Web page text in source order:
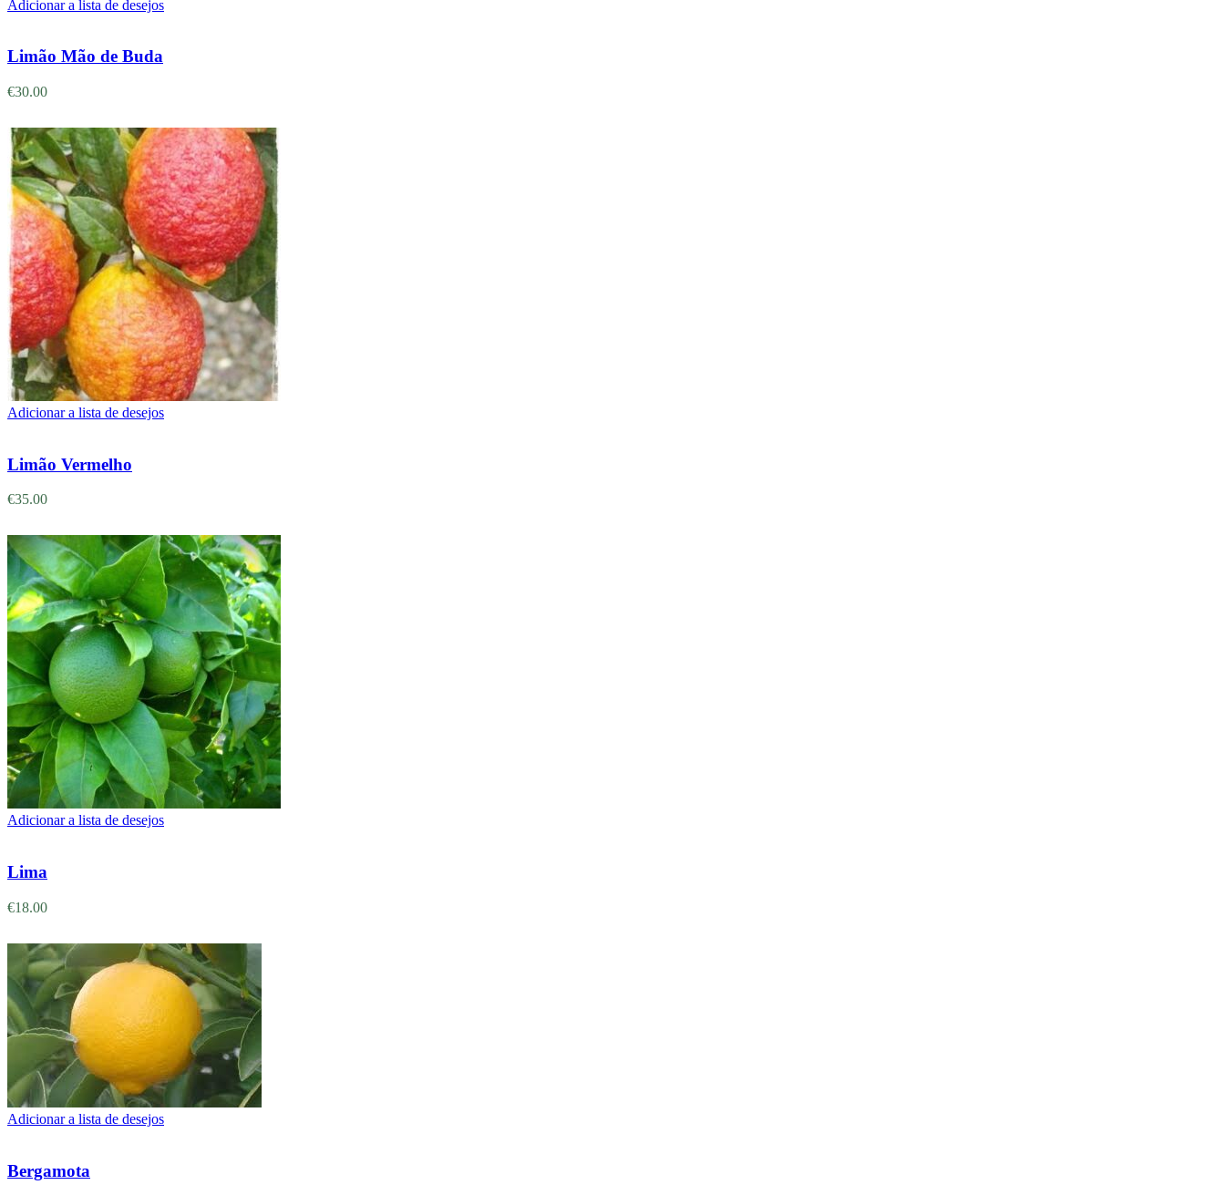
Adicionar a lista de desejos
Limão Mão de Buda
€30.00
Adicionar a lista de desejos
Limão Vermelho
€35.00
Adicionar a lista de desejos
Lima
€18.00
Adicionar a lista de desejos
Bergamota